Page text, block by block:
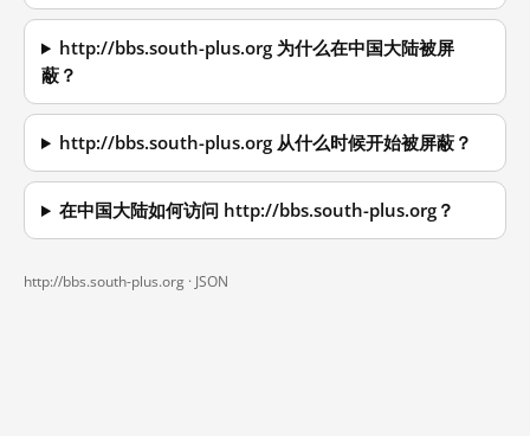
http://bbs.south-plus.org 为什么在中国大陆被屏
蔽？
http://bbs.south-plus.org 从什么时候开始被屏蔽？
在中国大陆如何访问 http://bbs.south-plus.org？
http://bbs.south-plus.org · JSON